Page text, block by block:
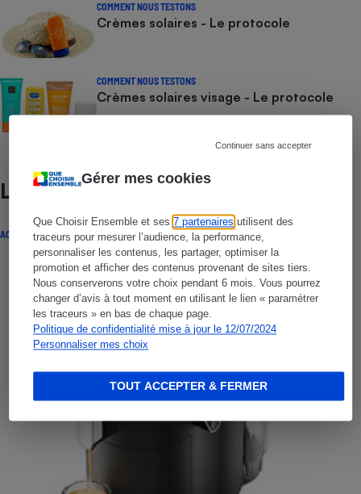
Gérer mes cookies
Que Choisir Ensemble et ses7 partenaires utilisent des
traceurs pour mesurer l’audience, la performance,
personnaliser les contenus, les partager, optimiser la
promotion et afficher des contenus provenant de sites tiers.
Nous conserverons votre choix pendant 6 mois. Vous pourrez
changer d’avis à tout moment en utilisant le lien « paramétrer
les traceurs » en bas de chaque page.
Politique de confidentialité mise à jour le 12/07/2024
Personnaliser mes choix
Continuer sans accepter
TOUT ACCEPTER & FERMER
COMMENT NOUS TESTONS
Crèmes solaires - Le protocole
COMMENT NOUS TESTONS
Crèmes solaires visage - Le protocole
Lire aussi
ACTUALITÉ